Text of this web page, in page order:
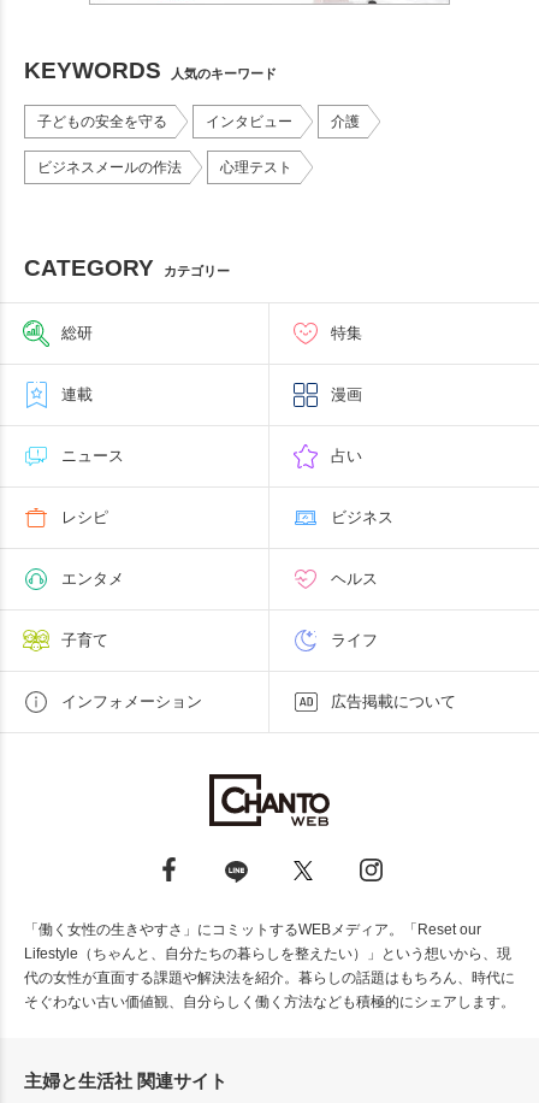
KEYWORDS 人気のキーワード
子どもの安全を守る インタビュー 介護
ビジネスメールの作法 心理テスト
CATEGORY カテゴリー
総研 特集
連載 漫画
ニュース 占い
レシピ ビジネス
エンタメ ヘルス
子育て ライフ
インフォメーション 広告掲載について
「働く女性の生きやすさ」にコミットするWEBメディア。「Reset our
Lifestyle（ちゃんと、自分たちの暮らしを整えたい）」という想いから、現
代の女性が直面する課題や解決法を紹介。暮らしの話題はもちろん、時代に
そぐわない古い価値観、自分らしく働く方法なども積極的にシェアします。
主婦と生活社 関連サイト